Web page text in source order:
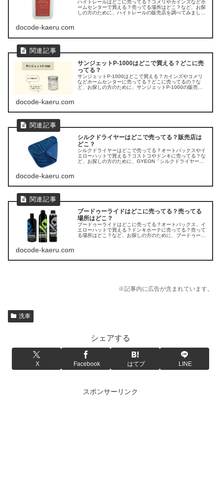
ハイトレールはどこに売ってる？コメリやカインズなどホ
ームセンターで買える？売ってる場所はどこ？など、お探
しの方のために、ハイトレールの販売店を調べてみまし
docode-kaeru.com
サンジェットP-1000はどこで買える？どこに売
ってる？
サンジェットP-1000はどこで買える？カインズやコメリ
などホームセンターに売ってる？どこに売ってるの？な
ど、お探しの方のために、サンジェットP-1000の販売店
docode-kaeru.com
シルクドライヤーはどこで売ってる？販売店は
どこ？
シルクドライヤーはどこで売ってる？オートバックスやイ
エローハットで買える？コストコやドンキに売ってる？な
ど、お探しの方のために、GYEON「シルクドライヤー」
docode-kaeru.com
ブードゥーライドはどこに売ってる？売ってる
場所はどこ？
ブードゥーライドはどこに売ってる？オートバックス、イ
エローハットで買える？ドンキホーテに売ってる？売って
る場所はどこ？など、お探しの方のために、ブードゥーラ
docode-kaeru.com
※記事内に広告が含まれています。
洗車
シェアする
X Facebook はてブ LINE
スポンサーリンク